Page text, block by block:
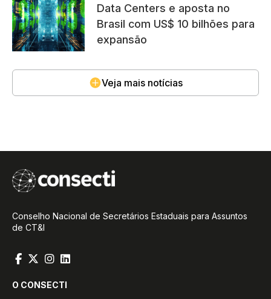
Data Centers e aposta no
Brasil com US$ 10 bilhões para
expansão
Veja mais notícias
Conselho Nacional de Secretários Estaduais para Assuntos
de CT&I
O CONSECTI